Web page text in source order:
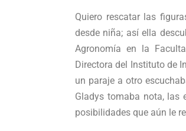
Quiero rescatar las
desde niña; así ella
Agronomía en la
Directora del Instituto de
un paraje a otro
Gladys tomaba nota, las
posibilidades que aún le